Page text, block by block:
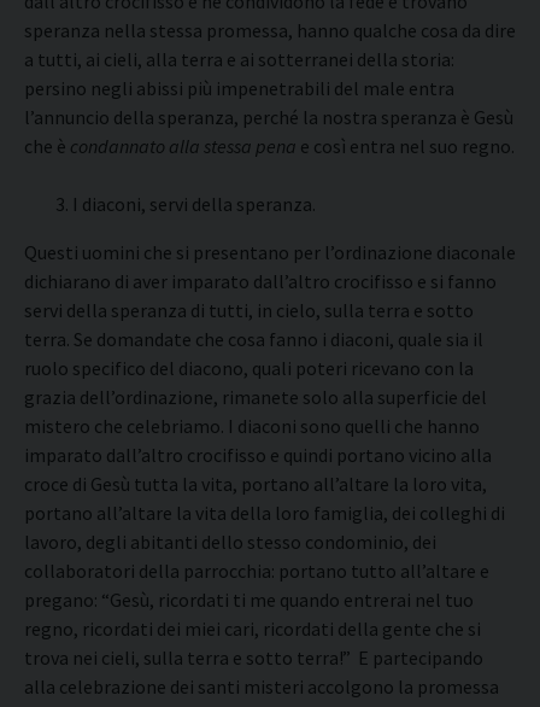
speranza nella stessa promessa, hanno qualche cosa da dire
a tutti, ai cieli, alla terra e ai sotterranei della storia:
persino negli abissi più impenetrabili del male entra
l’annuncio della speranza, perché la nostra speranza è Gesù
che è condannato alla stessa pena e così entra nel suo regno.
I diaconi, servi della speranza.
Questi uomini che si presentano per l’ordinazione diaconale
dichiarano di aver imparato dall’altro crocifisso e si fanno
servi della speranza di tutti, in cielo, sulla terra e sotto
terra. Se domandate che cosa fanno i diaconi, quale sia il
ruolo specifico del diacono, quali poteri ricevano con la
grazia dell’ordinazione, rimanete solo alla superficie del
mistero che celebriamo. I diaconi sono quelli che hanno
imparato dall’altro crocifisso e quindi portano vicino alla
croce di Gesù tutta la vita, portano all’altare la loro vita,
portano all’altare la vita della loro famiglia, dei colleghi di
lavoro, degli abitanti dello stesso condominio, dei
collaboratori della parrocchia: portano tutto all’altare e
pregano: “Gesù, ricordati ti me quando entrerai nel tuo
regno, ricordati dei miei cari, ricordati della gente che si
trova nei cieli, sulla terra e sotto terra!” E partecipando
alla celebrazione dei santi misteri accolgono la promessa